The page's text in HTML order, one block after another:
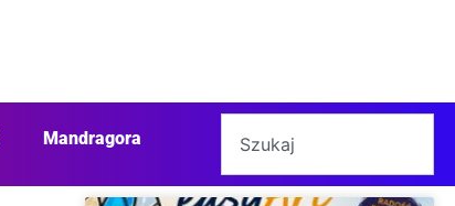
Mandragora